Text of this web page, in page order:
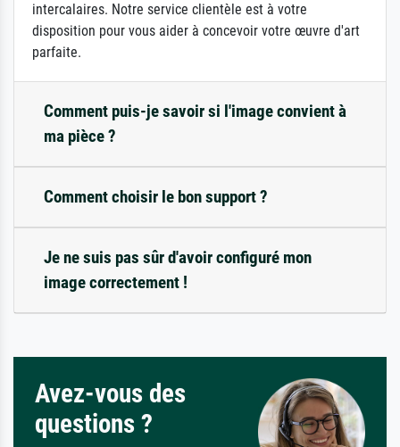
intercalaires. Notre service clientèle est à votre
disposition pour vous aider à concevoir votre œuvre d'art
parfaite.
Comment puis-je savoir si l'image convient à
ma pièce ?
Comment choisir le bon support ?
Je ne suis pas sûr d'avoir configuré mon
image correctement !
Avez-vous des
questions ?